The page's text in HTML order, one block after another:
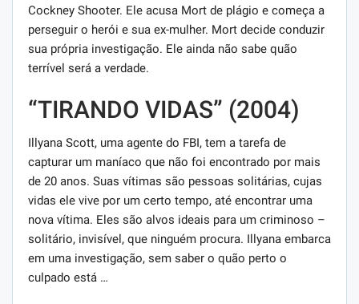
Cockney Shooter. Ele acusa Mort de plágio e começa a
perseguir o herói e sua ex-mulher. Mort decide conduzir
sua própria investigação. Ele ainda não sabe quão
terrível será a verdade.
“TIRANDO VIDAS” (2004)
Illyana Scott, uma agente do FBI, tem a tarefa de
capturar um maníaco que não foi encontrado por mais
de 20 anos. Suas vítimas são pessoas solitárias, cujas
vidas ele vive por um certo tempo, até encontrar uma
nova vítima. Eles são alvos ideais para um criminoso –
solitário, invisível, que ninguém procura. Illyana embarca
em uma investigação, sem saber o quão perto o
culpado está …